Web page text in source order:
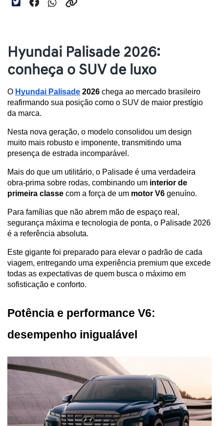
Hyundai Palisade 2026:
conheça o SUV de luxo
O Hyundai Palisade 2026 chega ao mercado brasileiro
reafirmando sua posição como o SUV de maior prestígio
da marca.
Nesta nova geração, o modelo consolidou um design
muito mais robusto e imponente, transmitindo uma
presença de estrada incomparável.
Mais do que um utilitário, o Palisade é uma verdadeira
obra-prima sobre rodas, combinando um interior de
primeira classe com a força de um motor V6 genuíno.
Para famílias que não abrem mão de espaço real,
segurança máxima e tecnologia de ponta, o Palisade 2026
é a referência absoluta.
Este gigante foi preparado para elevar o padrão de cada
viagem, entregando uma experiência premium que excede
todas as expectativas de quem busca o máximo em
sofisticação e conforto.
Potência e performance V6:
desempenho inigualável